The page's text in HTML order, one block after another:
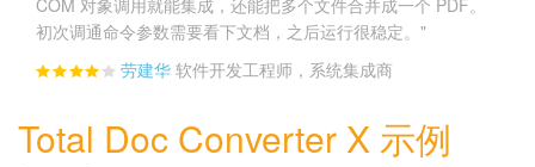
初次调通命令参数需要看下文档，之后运行很稳定。"
劳建华 软件开发工程师，系统集成商
Total Doc Converter X 示例